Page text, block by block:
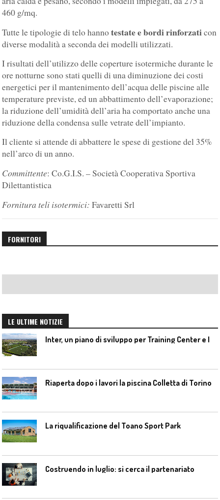
460 g/mq.
Tutte le tipologie di telo hannotestate e bordi rinforzaticon
diverse modalità a seconda dei modelli utilizzati.
I risultati dell’utilizzo delle coperture isotermiche durante le
ore notturne sono stati quelli di una diminuzione dei costi
energetici per il mantenimento dell’acqua delle piscine alle
temperature previste, ed un abbattimento dell’evaporazione;
la riduzione dell’umidità dell’aria ha comportato anche una
riduzione della condensa sulle vetrate dell’impianto.
Il cliente si attende di abbattere le spese di gestione del 35%
nell’arco di un anno.
Committente: Co.G.I.S. – Società Cooperativa Sportiva
Dilettantistica
Fornitura teli isotermici: Favaretti Srl
FORNITORI
LE ULTIME NOTIZIE
Riaperta dopo i lavori la piscina Colletta di Torino
La riqualificazione del Toano Sport Park
Costruendo in luglio: si cerca il partenariato